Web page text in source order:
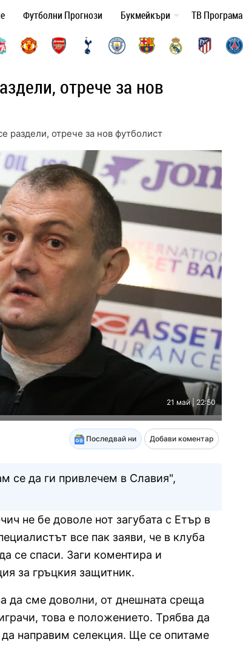
Футболни Прогнози Букмейкъри ТВ Програма
отрече за нов
раздели, отрече за нов футболист
21 май | 22:50
Последвай ни Добави коментар
се да ги привлечем в Славия",
не бе доволе нот загубата с Етър в
все пак заяви, че в клуба
се спаси. Заги коментира и
за гръцкия защитник.
да сме доволни, от днешната среща
това е положението. Трябва да
направим селекция. Ще се опитаме